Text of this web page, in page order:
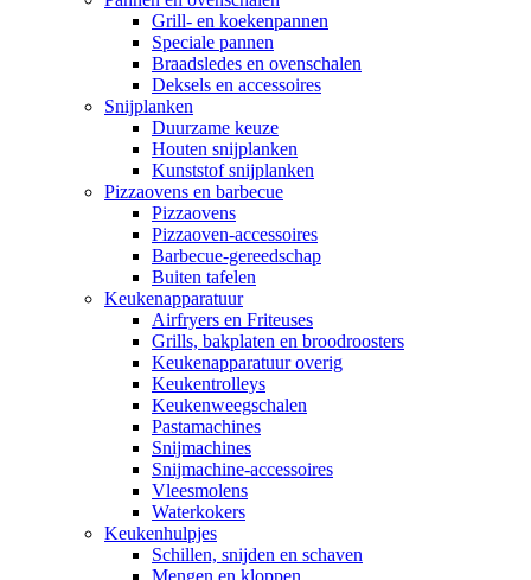
Grill- en koekenpannen
Speciale pannen
Braadsledes en ovenschalen
Deksels en accessoires
Snijplanken
Duurzame keuze
Houten snijplanken
Kunststof snijplanken
Pizzaovens en barbecue
Pizzaovens
Pizzaoven-accessoires
Barbecue-gereedschap
Buiten tafelen
Keukenapparatuur
Airfryers en Friteuses
Grills, bakplaten en broodroosters
Keukenapparatuur overig
Keukentrolleys
Keukenweegschalen
Pastamachines
Snijmachines
Snijmachine-accessoires
Vleesmolens
Waterkokers
Keukenhulpjes
Schillen, snijden en schaven
Mengen en kloppen